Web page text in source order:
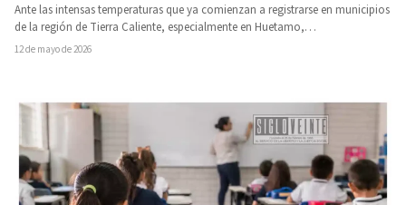
Ante las intensas temperaturas que ya comienzan a registrarse en municipios
de la región de Tierra Caliente, especialmente en Huetamo,…
12 de mayo de 2026